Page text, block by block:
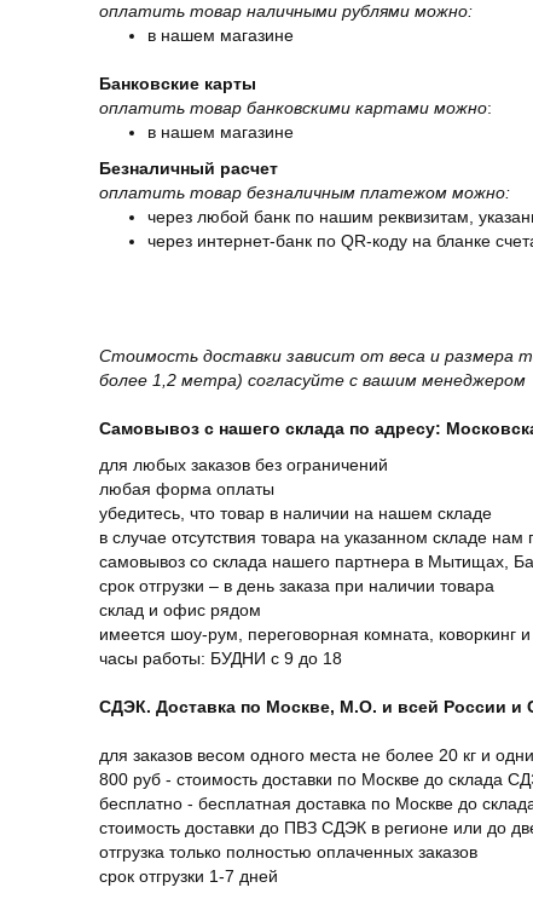
оплатить товар наличными рублями можно:
в нашем магазине
Банковские карты
оплатить товар банковскими картами можно:
в нашем магазине
Безналичный расчет
оплатить товар безналичным платежом можно:
через любой банк по нашим реквизитам,
через интернет-банк по QR-коду на бланке
Стоимость доставки зависит от веса и размера
более 1,2 метра) согласуйте с вашим менеджером
Самовывоз с нашего склада по адресу:
для любых заказов без ограничений
любая форма оплаты
убедитесь, что товар в наличии на нашем складе
в случае отсутствия товара на указанном складе
самовывоз со склада нашего партнера в Мытищах,
срок отгрузки – в день заказа при наличии товара
склад и офис рядом
имеется шоу-рум, переговорная комната, коворкинг
часы работы: БУДНИ с 9 до 18
СДЭК. Доставка по Москве, М.О. и всей России и
для заказов весом одного места не более 20 кг и
800 руб - стоимость доставки по Москве до склада
бесплатно - бесплатная доставка по Москве до
стоимость доставки до ПВЗ СДЭК в регионе или до
отгрузка только полностью оплаченных заказов
срок отгрузки 1-7 дней